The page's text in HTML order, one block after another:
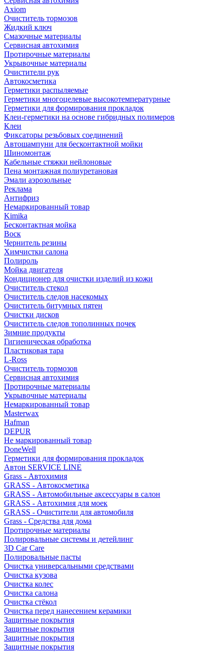
Axiom
Очиститель тормозов
Жидкий ключ
Смазочные материалы
Сервисная автохимия
Протирочные материалы
Укрывочные материалы
Очистители рук
Автокосметика
Герметики распыляемые
Герметики многоцелевые высокотемпературные
Герметики для формирования прокладок
Клеи-герметики на основе гибридных полимеров
Клеи
Фиксаторы резьбовых соединений
Автошампуни для бесконтактной мойки
Шиномонтаж
Кабельные стяжки нейлоновые
Пена монтажная полиуретановая
Эмали аэрозольные
Реклама
Антифриз
Немаркированный товар
Kimika
Бесконтактная мойка
Воск
Чернитель резины
Химчистки салона
Полироль
Мойка двигателя
Кондиционер для очистки изделий из кожи
Очиститель стекол
Очиститель следов насекомых
Очиститель битумных пятен
Очистки дисков
Очиститель следов тополинных почек
Зимние продукты
Гигиеническая обработка
Пластиковая тара
L-Ross
Очиститель тормозов
Сервисная автохимия
Протирочные материалы
Укрывочные материалы
Немаркированный товар
Masterwax
Hafman
DEPUR
Не маркированный товар
DoneWell
Герметики для формирования прокладок
Автон SERVICE LINE
Grass - Автохимия
GRASS - Автокосметика
GRASS - Автомобильные аксессуары в салон
GRASS - Автохимия для моек
GRASS - Очистители для автомобиля
Grass - Средства для дома
Протирочные материалы
Полировальные системы и детейлинг
3D Car Care
Полировальные пасты
Очистка универсальными средствами
Очистка кузова
Очистка колес
Очистка салона
Очистка стёкол
Очистка перед нанесением керамики
Защитные покрытия
Защитные покрытия
Защитные покрытия
Защитные покрытия